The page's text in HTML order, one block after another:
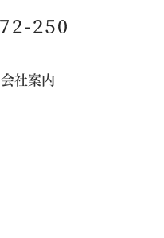
会社案内